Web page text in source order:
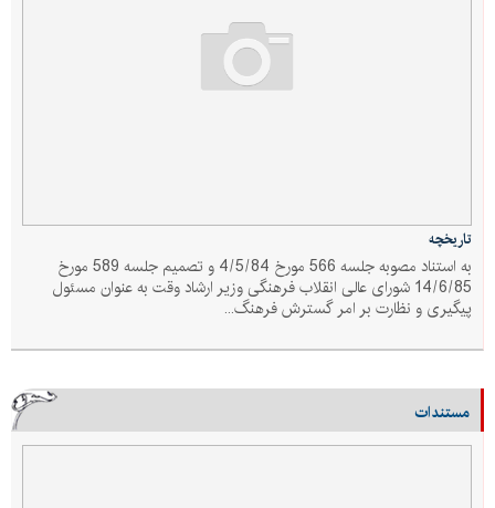
تاریخچه
به استناد مصوبه جلسه 566 مورخ 4/5/84 و تصمیم جلسه 589 مورخ
14/6/85 شورای عالی انقلاب فرهنگی وزیر ارشاد وقت به عنوان مسئول
پیگیری و نظارت بر امر گسترش فرهنگ...
مستندات